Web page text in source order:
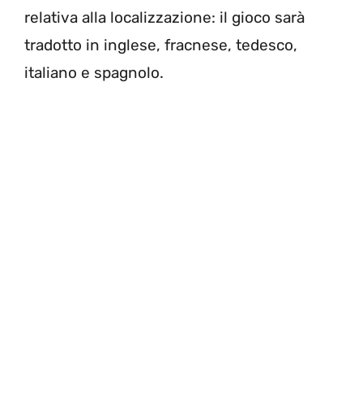
relativa alla localizzazione: il gioco sarà
tradotto in inglese, fracnese, tedesco,
italiano e spagnolo.